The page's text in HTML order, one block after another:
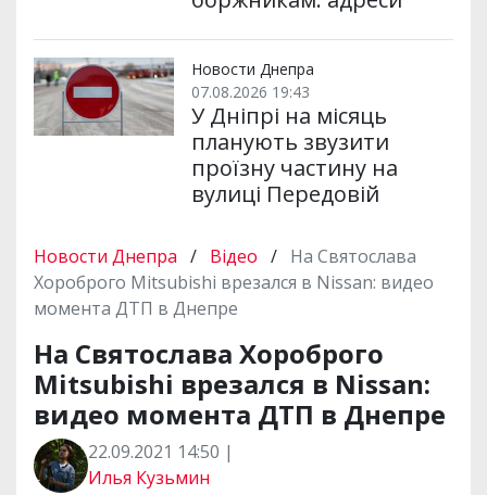
Новости Днепра
07.08.2026 19:43
У Дніпрі на місяць
планують звузити
проїзну частину на
вулиці Передовій
Новости Днепра / Відео / На Святослава
Хороброго Mitsubishi врезался в Nissan: видео
момента ДТП в Днепре
На Святослава Хороброго
Mitsubishi врезался в Nissan:
видео момента ДТП в Днепре
22.09.2021 14:50 |
Илья Кузьмин